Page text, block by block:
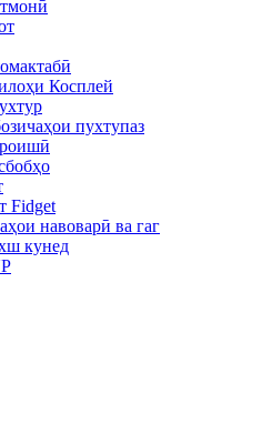
Косплей
пухтупаз
Fidget
навоварӣ ва гаг
кунед